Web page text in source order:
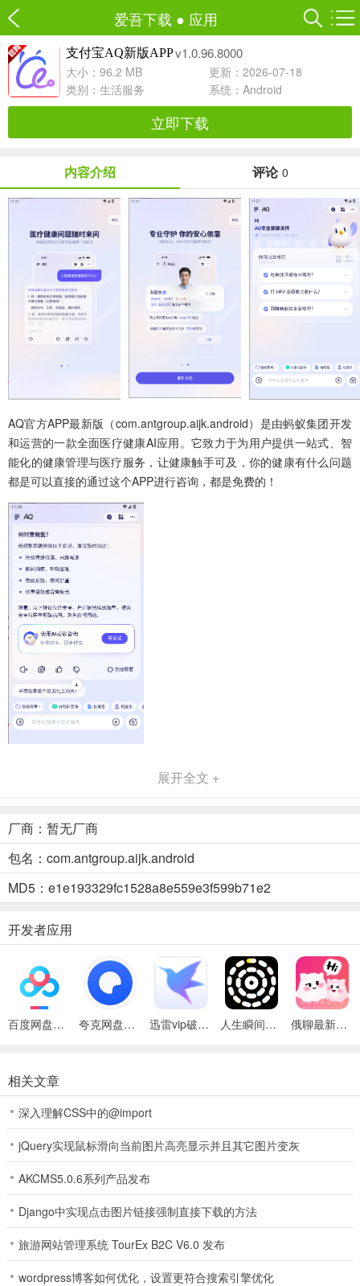
爱吾下载 ● 应用
支付宝AQ新版APPv1.0.96.8000
大小：96.2 MB
更新：2026-07-18
类别： 生活服务 系统：Android
立即下载
内容介绍 评论 0
AQ官方APP最新版（com.antgroup.aijk.android）是由蚂蚁集团开发
和运营的一款全面医疗健康AI应用。它致力于为用户提供一站式、智
能化的健康管理与医疗服务，让健康触手可及，你的健康有什么问题
都是可以直接的通过这个APP进行咨询，都是免费的！
多维度图片解读： 强大的AI图像识别功能，支持解读报告、病例、处
方、药盒等各类医疗相关图片，帮助用户理解复杂信息。
个人与家庭健康档案管理： 方便用户建立和管理个人及家庭健康档
多元医疗健康服务： 集成多项实用医疗服务。
AQ软件核心功能
展开全文 +
厂商：暂无厂商
包名：com.antgroup.aijk.android
MD5：e1e193329fc1528a8e559e3f599b71e2
开发者应用
百度网盘绿色免安装Pc电脑版 夸克网盘官方正式版 迅雷vip破解版永久会员2024版 人生瞬间最新手机版 俄聊最新手机版
相关文章
深入理解CSS中的@import
jQuery实现鼠标滑向当前图片高亮显示并且其它图片变灰
AKCMS5.0.6系列产品发布
Django中实现点击图片链接强制直接下载的方法
旅游网站管理系统 TourEx B2C V6.0 发布
wordpress博客如何优化，设置更符合搜索引擎优化